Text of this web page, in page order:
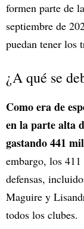
formen parte de
septiembre de
puedan tener los
¿A qué se
Como era de
en la parte alta
gastando 441
embargo, los
defensas,
Maguire y
todos los clubes.